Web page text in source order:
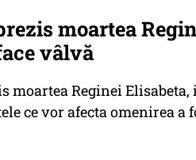
moartea
vâlvă
moartea Reginei
ce vor afecta omenirea